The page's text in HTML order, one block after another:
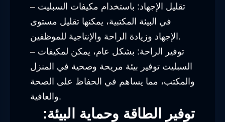
– تقليل الإجهاد: باستخدام مكيفات السبليت
في البيئة المكتبية، يمكنها تقليل مستوى
الإجهاد وزيادة الراحة والإنتاجية للموظفين.
– توفير الراحة: بشكل عام، يمكن لمكيفات
السبليت توفير بيئة مريحة وصحية في المنزل
والمكتب، مما يساهم في الحفاظ على الصحة
والعافية.
توفير الطاقة وحماية البيئة: